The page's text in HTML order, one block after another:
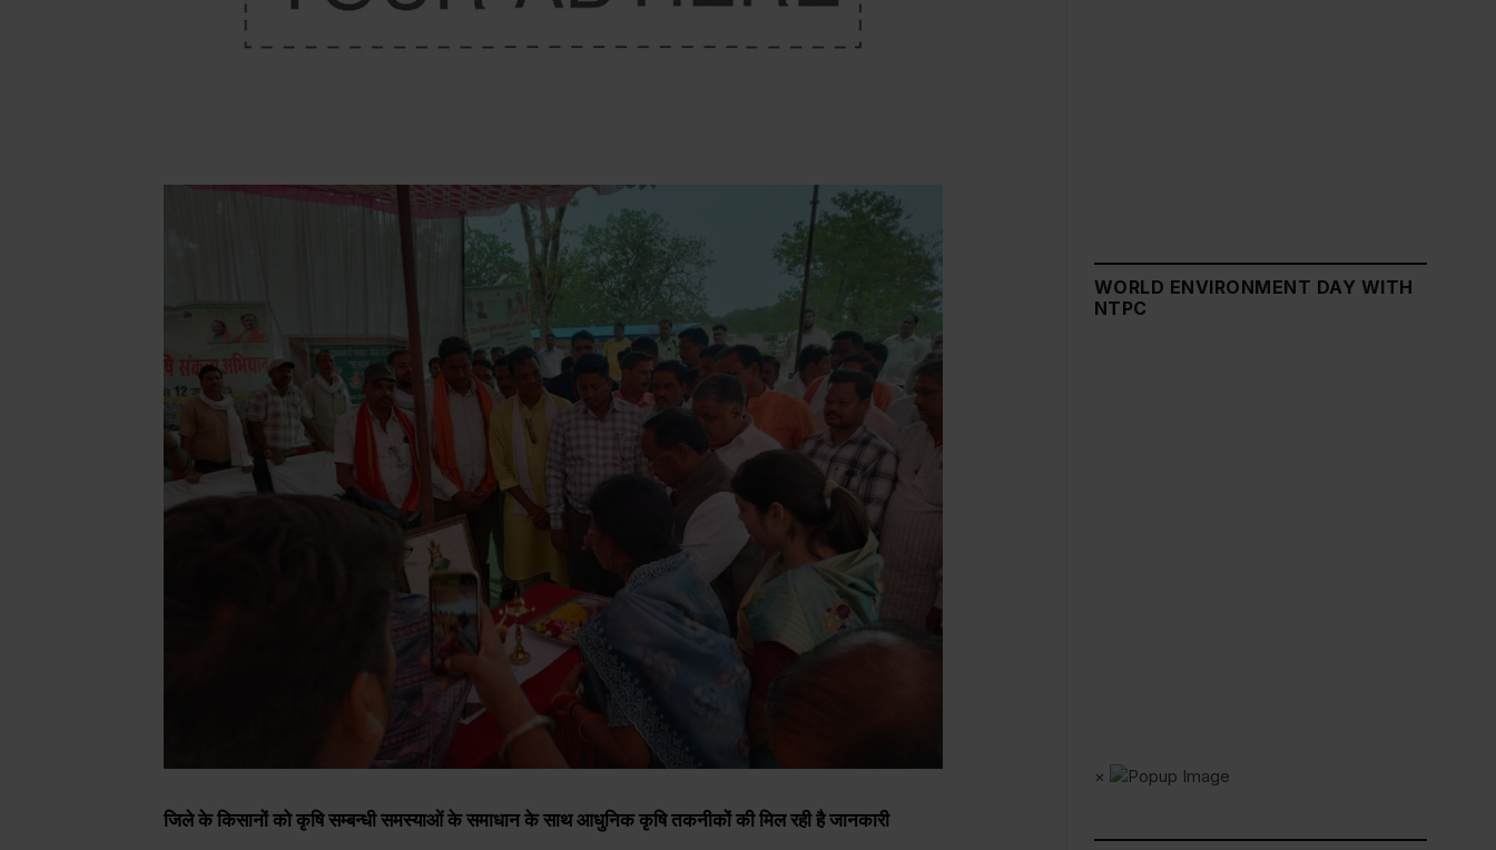
जिले के किसानों को कृषि सम्बन्धी समस्याओं के समाधान के साथ आधुनिक कृषि तकनीकों की मिल रही है जानकारी
WORLD ENVIRONMENT DAY WITH
NTPC
×